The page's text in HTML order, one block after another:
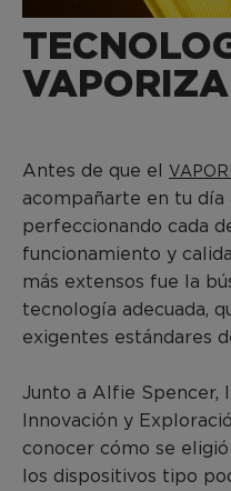
Antes de que el
acompañarte en tu día
perfeccionando cada
funcionamiento y
más extensos fue la
tecnología adecuada,
exigentes estándares
Junto a Alfie Spencer,
Innovación y
conocer cómo se
los dispositivos tipo